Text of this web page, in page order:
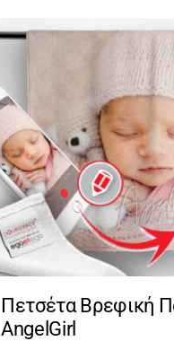
Πετσέτα Βρεφική
AngelGirl